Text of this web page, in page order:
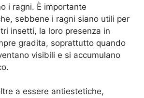
i ragni. È importante
sebbene i ragni siano utili per
insetti, la loro presenza in
gradita, soprattutto quando
visibili e si accumulano
a essere antiestetiche,